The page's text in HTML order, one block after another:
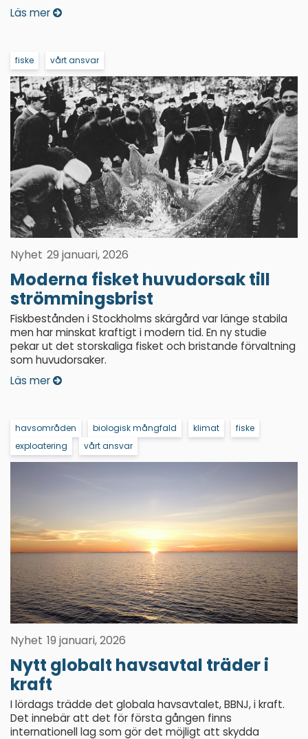
Läs mer
fiske vårt ansvar
Nyhet 29 januari, 2026
Moderna fisket huvudorsak till
strömmingsbrist
Fiskbestånden i Stockholms skärgård var länge stabila
men har minskat kraftigt i modern tid. En ny studie
pekar ut det storskaliga fisket och bristande förvaltning
som huvudorsaker.
Läs mer
havsområden biologisk mångfald klimat
fiske
exploatering
vårt ansvar
Nyhet 19 januari, 2026
Nytt globalt havsavtal träder i
kraft
I lördags trädde det globala havsavtalet, BBNJ, i kraft.
Det innebär att det för första gången finns
internationell lag som gör det möjligt att skydda